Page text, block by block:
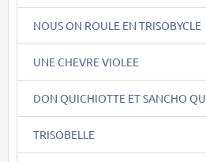
NOUS ON ROULE EN TRISOBYCLE
UNE CHEVRE VIOLEE
DON QUICHIOTTE ET SANCHO
TRISOBELLE